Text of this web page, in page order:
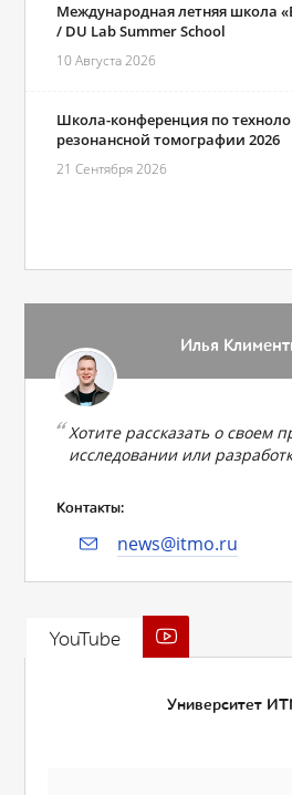
Международная летняя школа
/ DU Lab Summer School
10 Августа 2026
Школа-конференция по
резонансной томографии 2026
21 Сентября 2026
Илья
Хотите рассказать о своем
исследовании или
Контакты:
news@itmo.ru
YouTube
Университет